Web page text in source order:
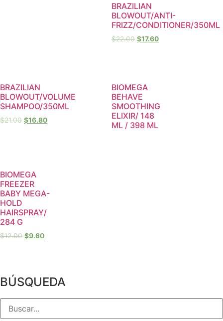
BRAZILIAN
BLOWOUT/ANTI-
FRIZZ/CONDITIONER/350ML
$22.00 $17.60
BRAZILIAN
BLOWOUT/VOLUME
SHAMPOO/350ML
$21.00 $16.80
BIOMEGA
BEHAVE
SMOOTHING
ELIXIR/ 148
ML / 398 ML
BIOMEGA
FREEZER
BABY MEGA-
HOLD
HAIRSPRAY/
284 G
$12.00 $9.60
BÚSQUEDA